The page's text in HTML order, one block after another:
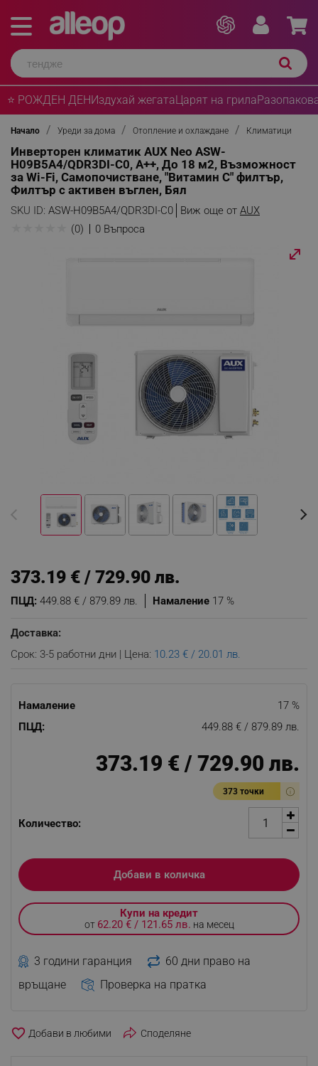
⭐ РОЖДЕН ДЕНИздухай жегатаЦарят на грила
Начало Уреди за дома Отопление и охлаждане Климатици
Инверторен климатик AUX Neo ASW-
H09B5A4/QDR3DI-C0, A++, До 18 м2, Възможност
за Wi-Fi, Самопочистване, "Витамин C" филтър,
Филтър с активен въглен, Бял
SKU ID: ASW-H09B5A4/QDR3DI-C0 Виж още от AUX
(0) 0 Въпроса
Намаление 17 %
ПЦД: 449.88 € / 879.89 лв.
373.19 € / 729.90 лв.
Доставка:
Срок: 3-5 работни дни | Цена: 10.23 € / 20.01 лв.
Намаление
17 %
ПЦД:
449.88 € / 879.89 лв.
373.19 € / 729.90 лв.
373 точки
Количество:
Добави в количка
Купи на кредит
от 62.20 € / 121.65 лв. на месец
3 години гаранция
60 дни право на
връщане
Проверка на пратка
favorite_border Споделяне